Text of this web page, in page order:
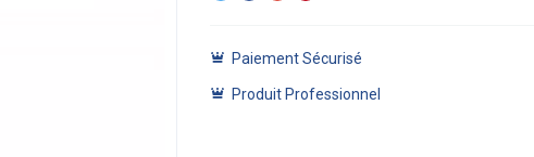
Paiement Sécurisé
Produit Professionnel